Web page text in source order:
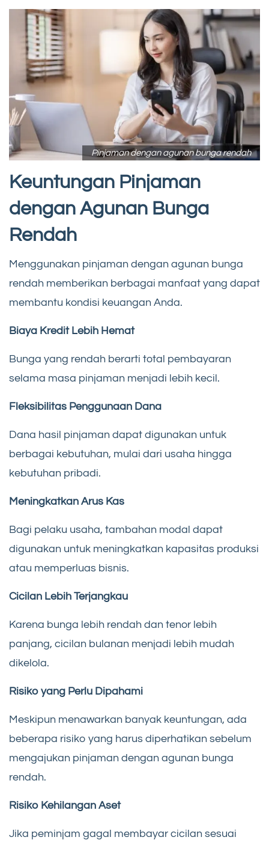
Pinjaman dengan agunan bunga rendah
Keuntungan Pinjaman
dengan Agunan Bunga
Rendah
Menggunakan pinjaman dengan agunan bunga
rendah memberikan berbagai manfaat yang dapat
membantu kondisi keuangan Anda.
Biaya Kredit Lebih Hemat
Bunga yang rendah berarti total pembayaran
selama masa pinjaman menjadi lebih kecil.
Fleksibilitas Penggunaan Dana
Dana hasil pinjaman dapat digunakan untuk
berbagai kebutuhan, mulai dari usaha hingga
kebutuhan pribadi.
Meningkatkan Arus Kas
Bagi pelaku usaha, tambahan modal dapat
digunakan untuk meningkatkan kapasitas produksi
atau memperluas bisnis.
Cicilan Lebih Terjangkau
Karena bunga lebih rendah dan tenor lebih
panjang, cicilan bulanan menjadi lebih mudah
dikelola.
Risiko yang Perlu Dipahami
Meskipun menawarkan banyak keuntungan, ada
beberapa risiko yang harus diperhatikan sebelum
mengajukan pinjaman dengan agunan bunga
rendah.
Risiko Kehilangan Aset
Jika peminjam gagal membayar cicilan sesuai